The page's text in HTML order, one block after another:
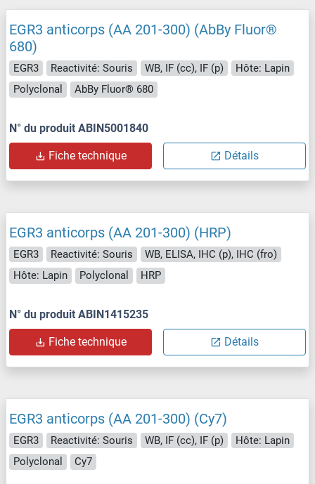
EGR3 anticorps (AA 201-300) (AbBy Fluor®
680)
EGR3 Reactivité: Souris WB, IF (cc), IF (p)
Hôte: Lapin
Polyclonal
AbBy Fluor® 680
N° du produit ABIN5001840
Fiche technique Détails
EGR3 anticorps (AA 201-300) (HRP)
EGR3 Reactivité: Souris
WB, ELISA, IHC (p), IHC (fro)
Hôte: Lapin
Polyclonal HRP
N° du produit ABIN1415235
Fiche technique Détails
EGR3 anticorps (AA 201-300) (Cy7)
EGR3 Reactivité: Souris WB, IF (cc), IF (p)
Hôte: Lapin
Polyclonal
Cy7